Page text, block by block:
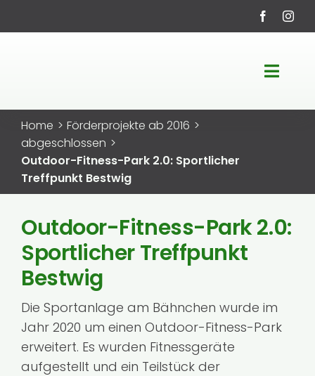
Inhalt
Toggle
Startseite
LEADER-Region
Projekte
Kontakt
Home
Förderprojekte ab 2016
abgeschlossen
Outdoor-Fitness-Park 2.0: Sportlicher
Treffpunkt Bestwig
Outdoor-Fitness-Park 2.0:
Sportlicher Treffpunkt
Bestwig
Die Sportanlage am Bähnchen wurde im
Jahr 2020 um einen Outdoor-Fitness-Park
erweitert. Es wurden Fitnessgeräte
aufgestellt und ein Teilstück der